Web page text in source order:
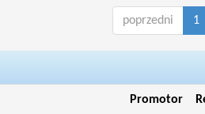
poprzedni 1
Promotor